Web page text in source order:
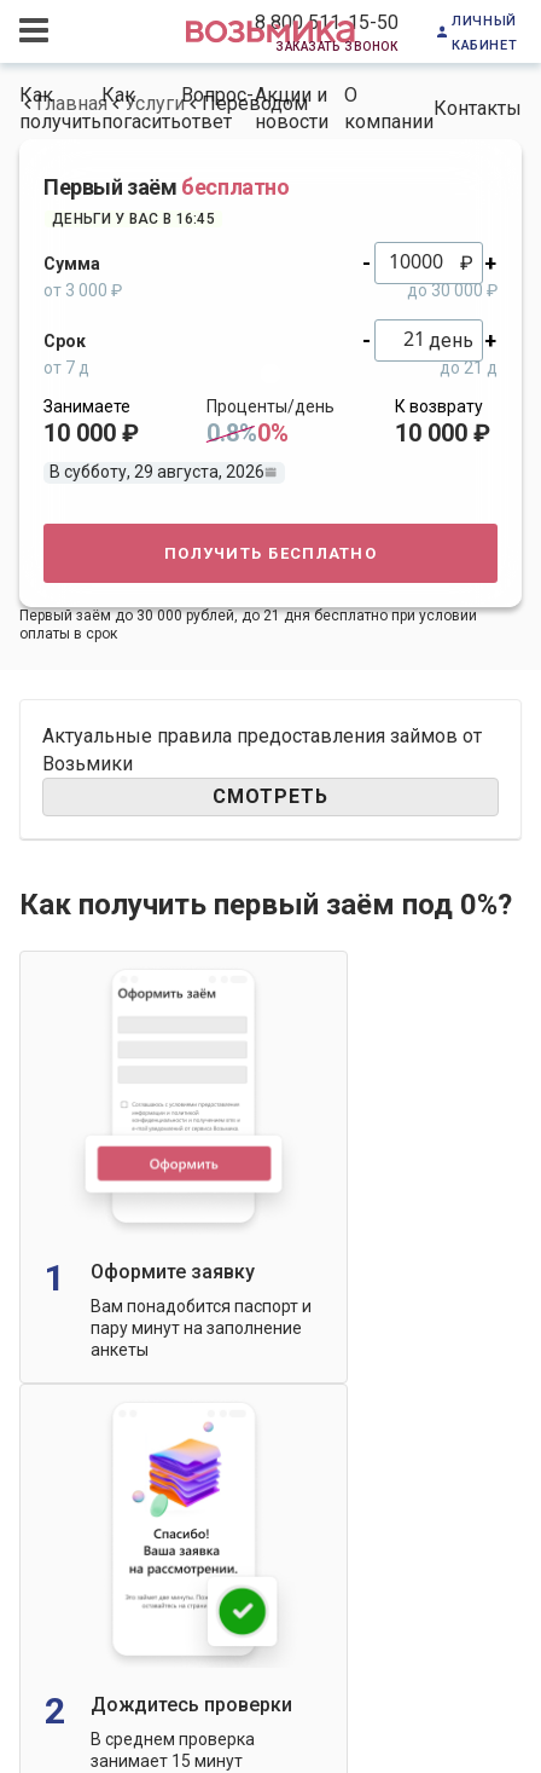
8 800 511-15-50
заказать звонок
личный
кабинет
Как
получить
Как
погасить
Вопрос-
ответ
Акции и
новости
О
компании
Контакты
Главная Услуги Переводом
Первый заём бесплатно
ДЕНЬГИ У ВАС В 16:45
Сумма - ₽ +
от 3 000 ₽ до 30 000 ₽
Срок - день +
от 7 д
до 21 д
Занимаете
10 000 ₽
Проценты/день
0.8%0%
К возврату
10 000 ₽
В субботу, 29 августа, 2026
получить бесплатно
Первый заём до 30 000 рублей, до 21 дня бесплатно при условии
оплаты в срок
Актуальные правила предоставления займов от
Возьмики
СМОТРЕТЬ
Как получить первый заём под 0%?
1 Оформите заявку
Вам понадобится паспорт и
пару минут на заполнение
анкеты
2 Дождитесь проверки
В среднем проверка
занимает 15 минут